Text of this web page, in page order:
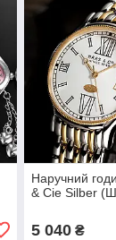
Наручний
& Cie Silber
5 040₴